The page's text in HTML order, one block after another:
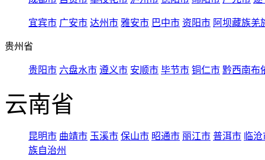
宜宾市 广安市 达州市 雅安市 巴中市 资阳市 阿坝藏族羌
贵州省
贵阳市 六盘水市 遵义市 安顺市 毕节市 铜仁市 黔西南布
云南省
昆明市 曲靖市 玉溪市 保山市 昭通市 丽江市 普洱市 临
族自治州